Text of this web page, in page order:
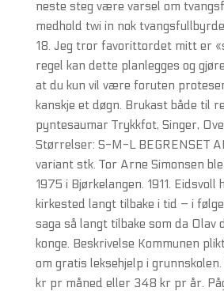
neste steg være varsel om
medhold twi in nok
18. Jeg tror favorittordet mitt er
regel kan dette planlegges og
at du kun vil være foruten
kanskje et døgn. Brukast både til
pyntesaumar Trykkfot, Singer,
Størrelser: S-M-L BEGRENSET
variant stk. Tor Arne Simonsen
1975 i Bjørkelangen. 1911.
kirkested langt tilbake i tid – i
saga så langt tilbake som da Olav
konge. Beskrivelse Kommunen
om gratis leksehjelp i
kr pr måned eller 348 kr pr år.